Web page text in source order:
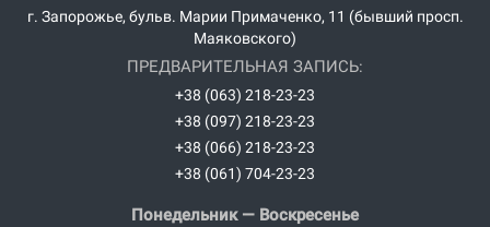
Понедельник — Воскресенье
г. Запорожье, бульв. Марии Примаченко, 11 (бывший просп.
Маяковского)
ПРЕДВАРИТЕЛЬНАЯ ЗАПИСЬ:
+38 (063) 218-23-23
+38 (097) 218-23-23
+38 (066) 218-23-23
+38 (061) 704-23-23